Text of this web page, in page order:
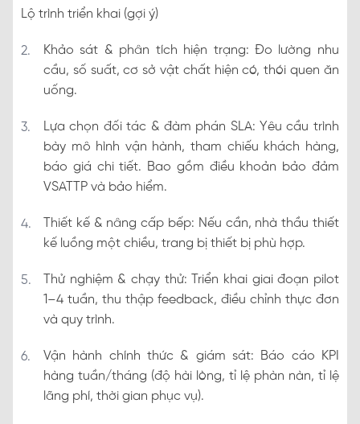
Lộ trình triển khai (gợi ý)
Khảo sát & phân tích hiện trạng: Đo lường nhu
cầu, số suất, cơ sở vật chất hiện có, thói quen ăn
uống.
Lựa chọn đối tác & đàm phán SLA: Yêu cầu trình
bày mô hình vận hành, tham chiếu khách hàng,
báo giá chi tiết. Bao gồm điều khoản bảo đảm
VSATTP và bảo hiểm.
Thiết kế & nâng cấp bếp: Nếu cần, nhà thầu thiết
kế luồng một chiều, trang bị thiết bị phù hợp.
Thử nghiệm & chạy thử: Triển khai giai đoạn pilot
1–4 tuần, thu thập feedback, điều chỉnh thực đơn
và quy trình.
Vận hành chính thức & giám sát: Báo cáo KPI
hàng tuần/tháng (độ hài lòng, tỉ lệ phàn nàn, tỉ lệ
lãng phí, thời gian phục vụ).